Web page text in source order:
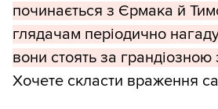
починається з Єрмака й
глядачам періодично
вони стоять за
Хочете скласти враження